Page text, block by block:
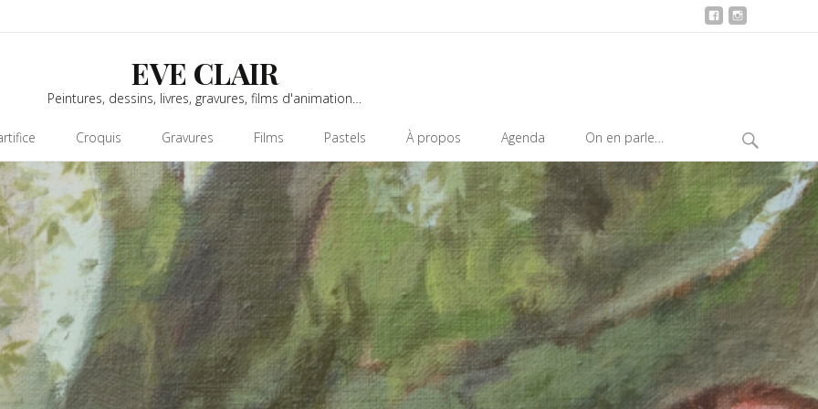
EVE CLAIR
Peintures, dessins, livres, gravures, films d'animation…
Croquis Gravures Films Pastels À propos Agenda On en parle…
Search